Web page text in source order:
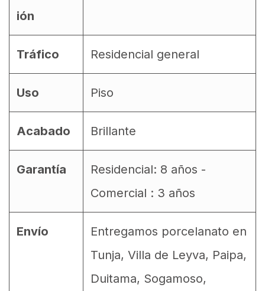
ión
Tráfico Residencial general
Uso Piso
Acabado Brillante
Garantía
Residencial: 8 años -
Comercial : 3 años
Envío
Entregamos porcelanato en
Tunja, Villa de Leyva, Paipa,
Duitama, Sogamoso,